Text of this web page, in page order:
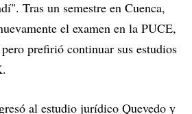
Tras un semestre en Cuenca,
el examen en la PUCE,
prefirió continuar sus estudios
al estudio jurídico Quevedo y